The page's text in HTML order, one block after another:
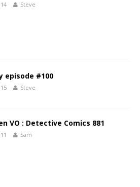
Steve
episode #100
Steve
VO : Detective Comics 881
Sam